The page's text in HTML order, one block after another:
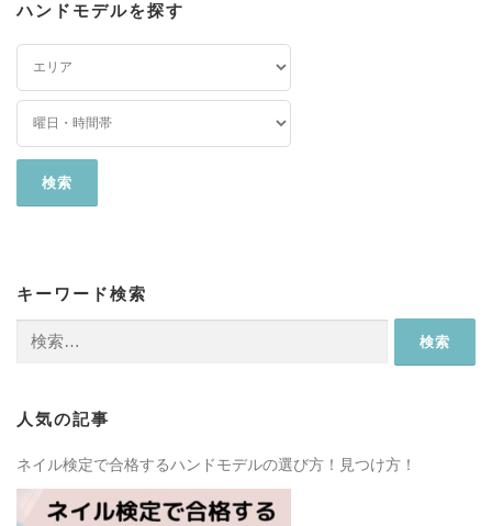
ハンドモデルを探す
キーワード検索
人気の記事
ネイル検定で合格するハンドモデルの選び方！見つけ方！